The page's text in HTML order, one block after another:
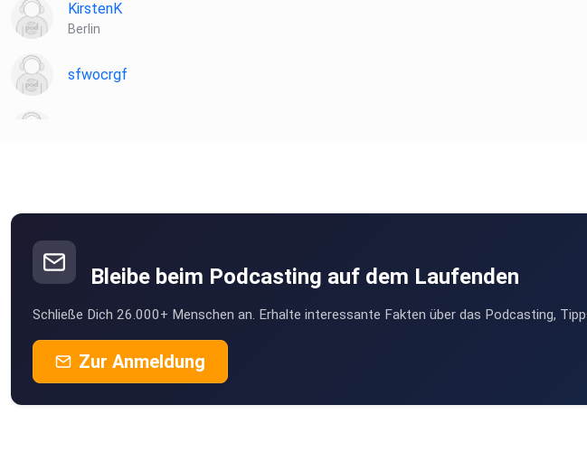
KirstenK
Berlin
sfwocrgf
Bleibe beim Podcasting auf dem Laufenden
Schließe Dich 26.000+ Menschen an. Erhalte interessante Fakten über das Podcasting,
Zur Anmeldung